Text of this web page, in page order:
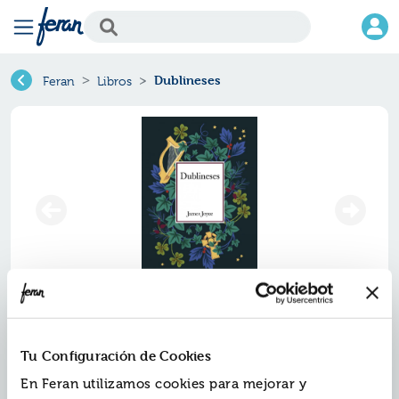
Tu Configuración de Cookies
En Feran utilizamos cookies para mejorar y
Feran Libros Dublineses
ZAZ-1480345
ISBN:9788411480345